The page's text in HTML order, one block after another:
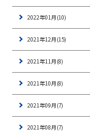
2022年01月(10)
2021年12月(15)
2021年11月(8)
2021年10月(8)
2021年09月(7)
2021年08月(7)